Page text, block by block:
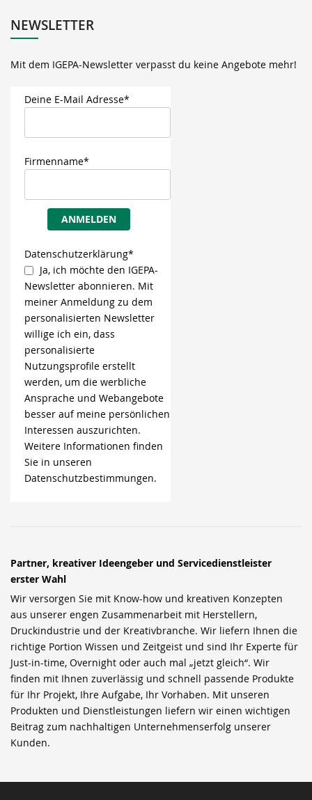
NEWSLETTER
Mit dem IGEPA-Newsletter verpasst du keine Angebote mehr!
Deine E-Mail Adresse*
Firmenname*
ANMELDEN
Datenschutzerklärung*
Ja, ich möchte den IGEPA-
Newsletter abonnieren. Mit
meiner Anmeldung zu dem
personalisierten Newsletter
willige ich ein, dass
personalisierte
Nutzungsprofile erstellt
werden, um die werbliche
Ansprache und Webangebote
besser auf meine persönlichen
Interessen auszurichten.
Weitere Informationen finden
Sie in unseren
Datenschutzbestimmungen.
Partner, kreativer Ideengeber und Servicedienstleister
erster Wahl
Wir versorgen Sie mit Know-how und kreativen Konzepten
aus unserer engen Zusammenarbeit mit Herstellern,
Druckindustrie und der Kreativbranche. Wir liefern Ihnen die
richtige Portion Wissen und Zeitgeist und sind Ihr Experte für
Just-in-time, Overnight oder auch mal „jetzt gleich“. Wir
finden mit Ihnen zuverlässig und schnell passende Produkte
für Ihr Projekt, Ihre Aufgabe, Ihr Vorhaben. Mit unseren
Produkten und Dienstleistungen liefern wir einen wichtigen
Beitrag zum nachhaltigen Unternehmenserfolg unserer
Kunden.